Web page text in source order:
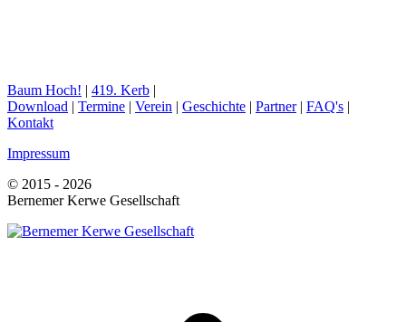
Baum Hoch! | 419. Kerb |
Download | Termine | Verein | Geschichte | Partner| FAQ's |
Kontakt
Impressum
© 2015 - 2026
Bernemer Kerwe Gesellschaft